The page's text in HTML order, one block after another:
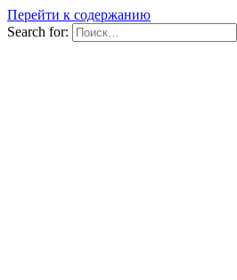
Перейти к содержанию
Search for: